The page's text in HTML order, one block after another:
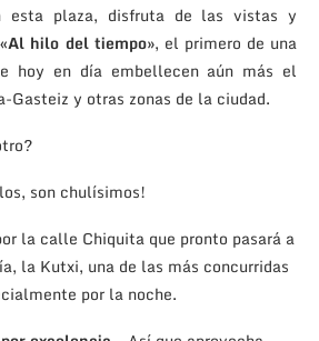
esta plaza, disfruta de las vistas y
hilo del tiempo», el primero de una
hoy en día embellecen aún más el
Gasteiz y otras zonas de la ciudad.
son chulísimos!
la calle Chiquita que pronto pasará a
la Kutxi, una de las más concurridas
por la noche.